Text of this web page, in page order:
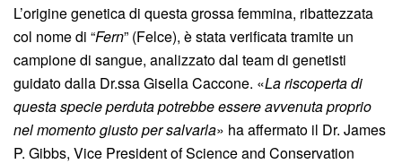
L’origine genetica di questa grossa femmina, ribattezzata
col nome di “Fern” (Felce), è stata verificata tramite un
campione di sangue, analizzato dal team di genetisti
guidato dalla Dr.ssa Gisella Caccone. «La riscoperta di
questa specie perduta potrebbe essere avvenuta proprio
nel momento giusto per salvarla» ha affermato il Dr. James
P. Gibbs, Vice President of Science and Conservation